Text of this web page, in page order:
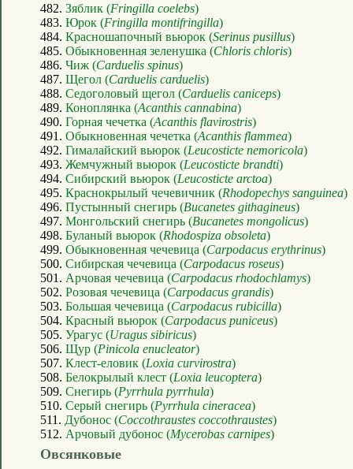
482. Зяблик (Fringilla coelebs)
483. Юрок (Fringilla montifringilla)
484. Красношапочный вьюрок (Serinus pusillus)
485. Обыкновенная зеленушка (Chloris chloris)
486. Чиж (Carduelis spinus)
487. Щегол (Carduelis carduelis)
488. Седоголовый щегол (Carduelis caniceps)
489. Коноплянка (Acanthis cannabina)
490. Горная чечетка (Acanthis flavirostris)
491. Обыкновенная чечетка (Acanthis flammea)
492. Гималайский вьюрок (Leucosticte nemoricola)
493. Жемчужный вьюрок (Leucosticte brandti)
494. Сибирский вьюрок (Leucosticte arctoa)
495. Краснокрылый чечевичник (Rhodopechys sanguinea)
496. Пустынный снегирь (Bucanetes githagineus)
497. Монгольский снегирь (Bucanetes mongolicus)
498. Буланый вьюрок (Rhodospiza obsoleta)
499. Обыкновенная чечевица (Carpodacus erythrinus)
500. Сибирская чечевица (Carpodacus roseus)
501. Арчовая чечевица (Carpodacus rhodochlamys)
502. Розовая чечевица (Carpodacus grandis)
503. Большая чечевица (Carpodacus rubicilla)
504. Красный вьюрок (Carpodacus puniceus)
505. Урагус (Uragus sibiricus)
506. Щур (Pinicola enucleator)
507. Клест-еловик (Loxia curvirostra)
508. Белокрылый клест (Loxia leucoptera)
509. Снегирь (Pyrrhula pyrrhula)
510. Серый снегирь (Pyrrhula cineracea)
511. Дубонос (Coccothraustes coccothraustes)
512. Арчовый дубонос (Mycerobas carnipes)
Овсянковые